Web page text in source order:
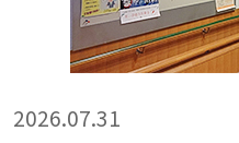
2026.07.31